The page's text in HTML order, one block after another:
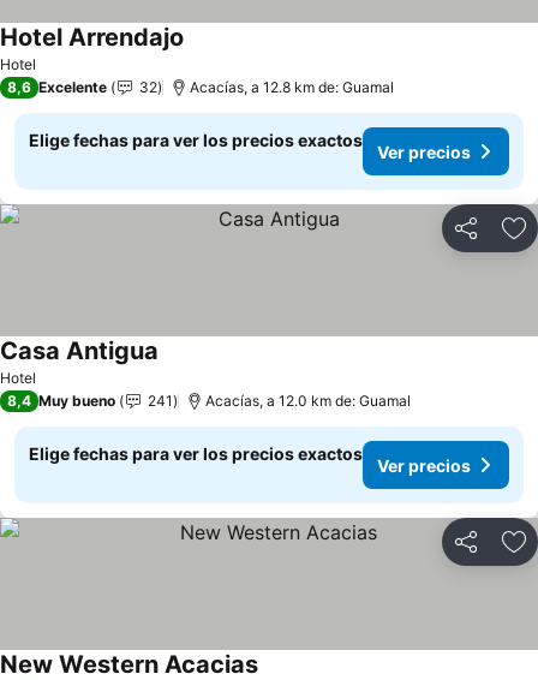
Hotel
Hotel Arrendajo
8,6 Excelente 32 Acacías, a 12.8 km de: Guamal
Elige fechas para ver los precios exactos
Ver precios
Compartir
Hotel
Casa Antigua
8,4 Muy bueno 241 Acacías, a 12.0 km de: Guamal
Elige fechas para ver los precios exactos
Ver precios
Compartir
New Western Acacias